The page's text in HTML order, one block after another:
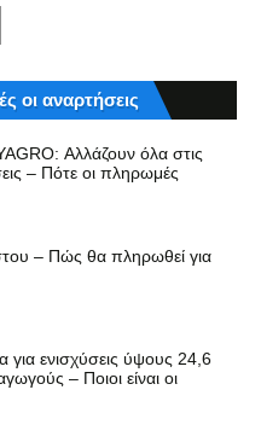
οι αναρτήσεις
Αλλάζουν όλα στις
– Πότε οι πληρωμές
– Πώς θα πληρωθεί για
για ενισχύσεις ύψους 24,6
– Ποιοι είναι οι